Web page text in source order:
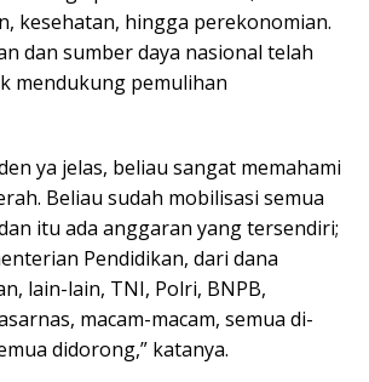
kesehatan, hingga perekonomian.
dan sumber daya nasional telah
mendukung pemulihan
ya jelas, beliau sangat memahami
Beliau sudah mobilisasi semua
itu ada anggaran yang tersendiri;
Pendidikan, dari dana
lain-lain, TNI, Polri, BNPB,
macam-macam, semua di-
didorong,” katanya.